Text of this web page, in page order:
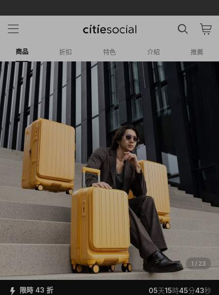
商品 折扣 特色 介紹 推薦
1 / 23
限時 43 折 05天15時45分40秒